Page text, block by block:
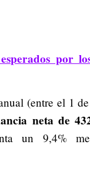
por
(entre el 1
neta de
un 9,4%